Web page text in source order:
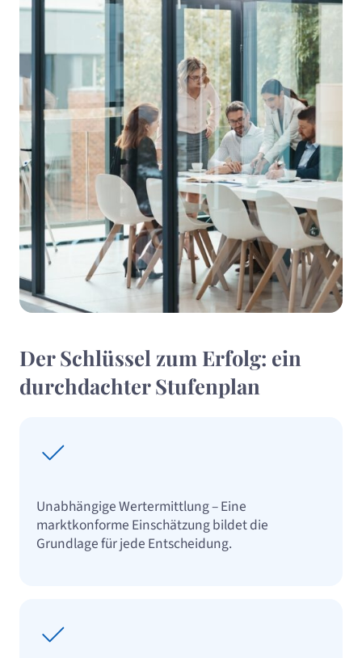
Der Schlüssel zum Erfolg: ein
durchdachter Stufenplan
Unabhängige Wertermittlung – Eine
marktkonforme Einschätzung bildet die
Grundlage für jede Entscheidung.